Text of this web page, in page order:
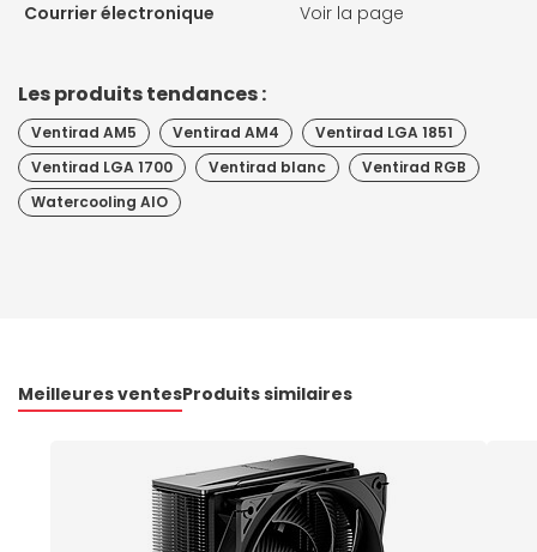
Courrier électronique
Voir la page
Les produits tendances :
Ventirad AM5 Ventirad AM4
Ventirad LGA 1851
Ventirad LGA 1700
Ventirad blanc
Ventirad RGB
Watercooling AIO
Meilleures ventesProduits similaires